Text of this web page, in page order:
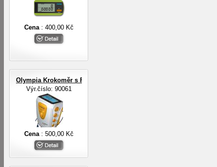
Cena : 400,00 Kč
Olympia Krokoměr s FM rádiem a sluchátky
Výr.číslo: 90061
Cena : 500,00 Kč